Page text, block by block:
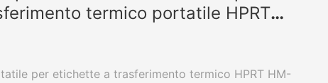
termico portatile HPRT
per etichette a trasferimento termico HPRT HM-